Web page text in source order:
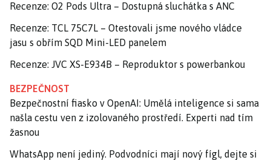
Recenze: O2 Pods Ultra – Dostupná sluchátka s ANC
Recenze: TCL 75C7L – Otestovali jsme nového vládce
jasu s obřím SQD Mini-LED panelem
Recenze: JVC XS-E934B – Reproduktor s powerbankou
BEZPEČNOST
Bezpečnostní fiasko v OpenAI: Umělá inteligence si sama
našla cestu ven z izolovaného prostředí. Experti nad tím
žasnou
WhatsApp není jediný. Podvodníci mají nový fígl, dejte si